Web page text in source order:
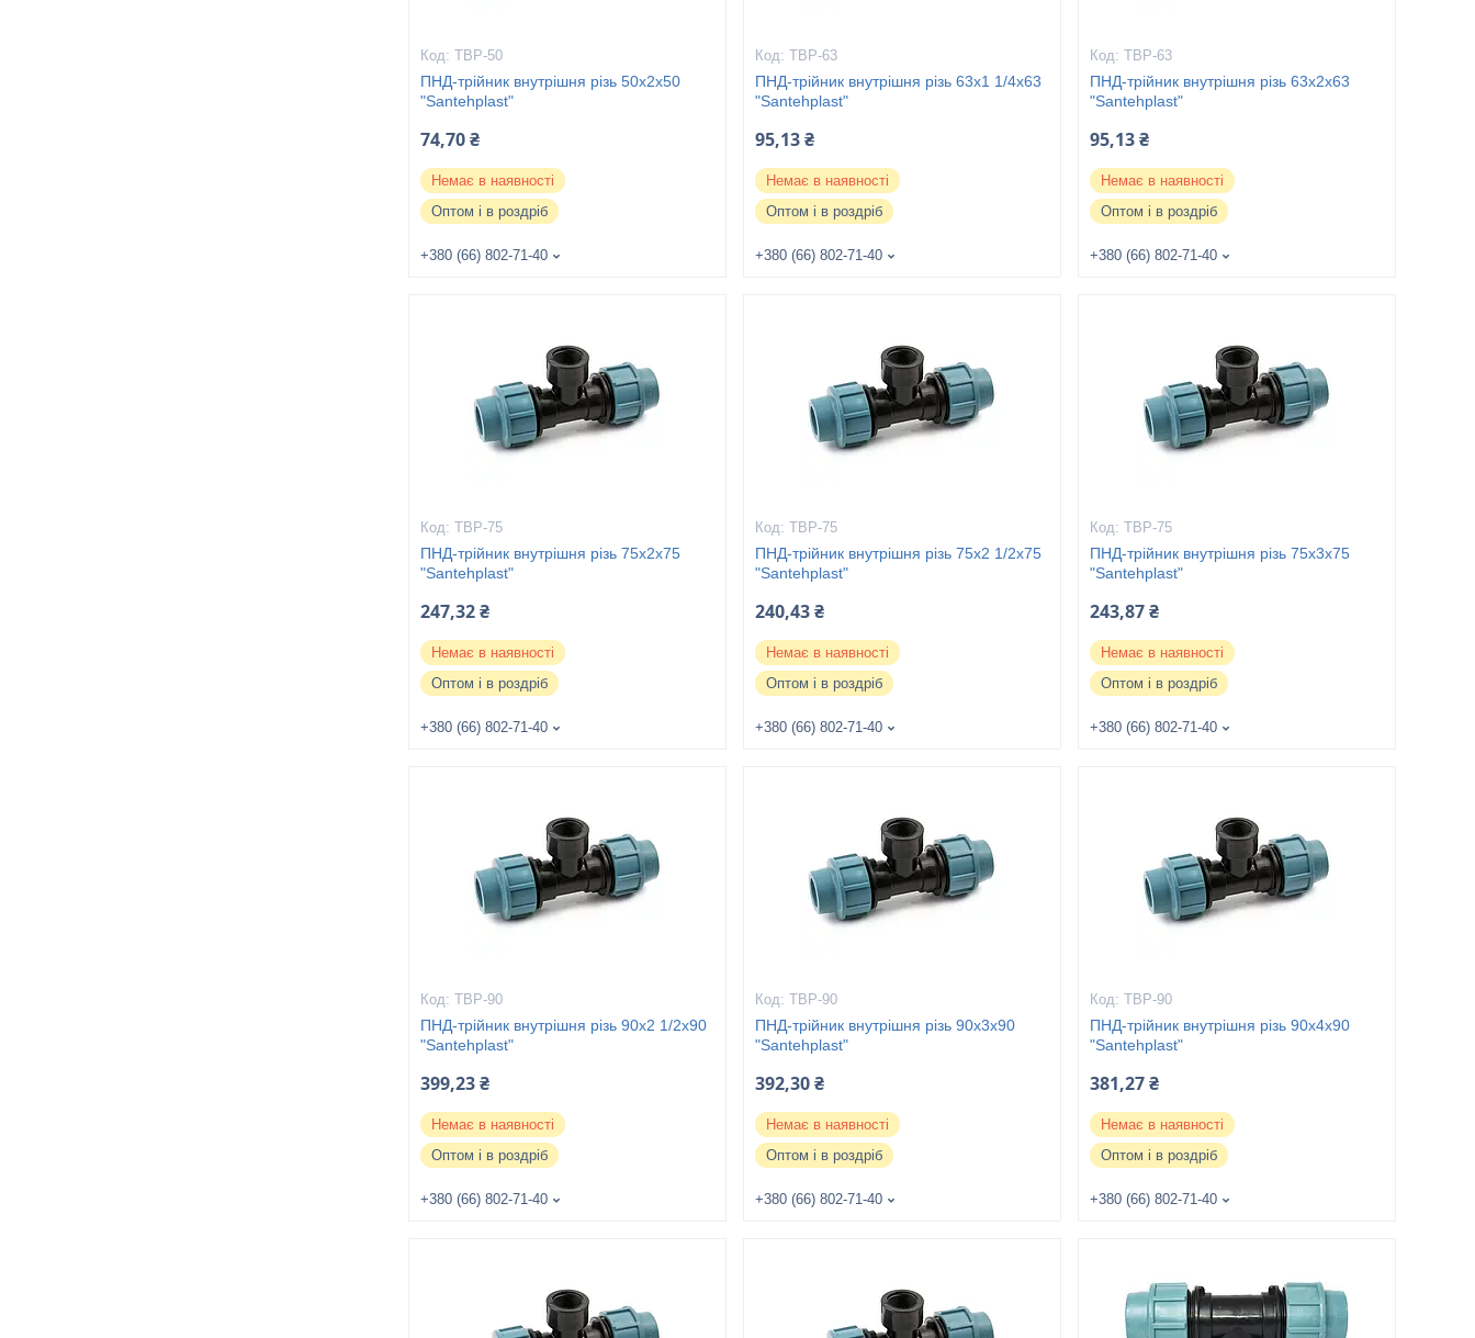
ТВР-50
ПНД-трійник внутрішня різь 50х2х50
"Santehplast"
74,70 ₴
Немає в наявності
Оптом і в роздріб
+380 (66) 802-71-40
ТВР-63
ПНД-трійник внутрішня різь 63х1 1/4х63
"Santehplast"
95,13 ₴
Немає в наявності
Оптом і в роздріб
+380 (66) 802-71-40
ТВР-63
ПНД-трійник внутрішня різь 63х2х63
"Santehplast"
95,13 ₴
Немає в наявності
Оптом і в роздріб
+380 (66) 802-71-40
ТВР-75
ПНД-трійник внутрішня різь 75х2х75
"Santehplast"
247,32 ₴
Немає в наявності
Оптом і в роздріб
+380 (66) 802-71-40
ТВР-75
ПНД-трійник внутрішня різь 75х2 1/2х75
"Santehplast"
240,43 ₴
Немає в наявності
Оптом і в роздріб
+380 (66) 802-71-40
ТВР-75
ПНД-трійник внутрішня різь 75х3х75
"Santehplast"
243,87 ₴
Немає в наявності
Оптом і в роздріб
+380 (66) 802-71-40
ТВР-90
ПНД-трійник внутрішня різь 90х2 1/2х90
"Santehplast"
399,23 ₴
Немає в наявності
Оптом і в роздріб
+380 (66) 802-71-40
ТВР-90
ПНД-трійник внутрішня різь 90х3х90
"Santehplast"
392,30 ₴
Немає в наявності
Оптом і в роздріб
+380 (66) 802-71-40
ТВР-90
ПНД-трійник внутрішня різь 90х4х90
"Santehplast"
381,27 ₴
Немає в наявності
Оптом і в роздріб
+380 (66) 802-71-40